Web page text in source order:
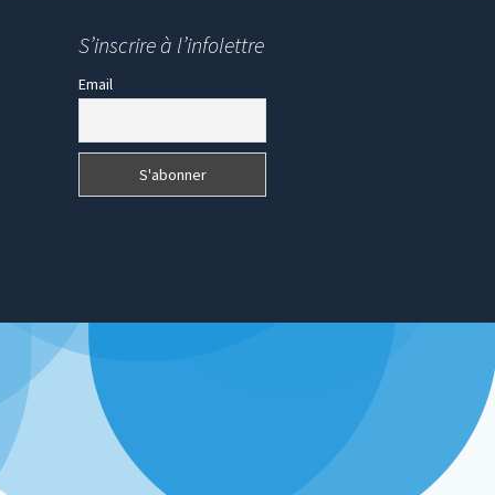
S’inscrire à l’infolettre
Email